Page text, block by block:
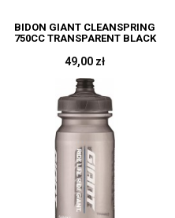
BIDON GIANT CLEANSPRING
750CC TRANSPARENT BLACK
49,00 zł